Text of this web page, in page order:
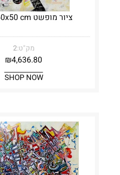
ציור מופשט 60x50 cm ייחודי
מק"ט:2
₪4,636.80
SHOP NOW